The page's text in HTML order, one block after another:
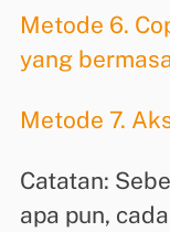
Metode 6.
yang
Metode 7.
Catatan:
apa pun,